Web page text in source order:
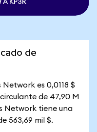
A KP3R
de
es 0,0118 $
de 47,90 M
Network tiene una
563,69 mil $.